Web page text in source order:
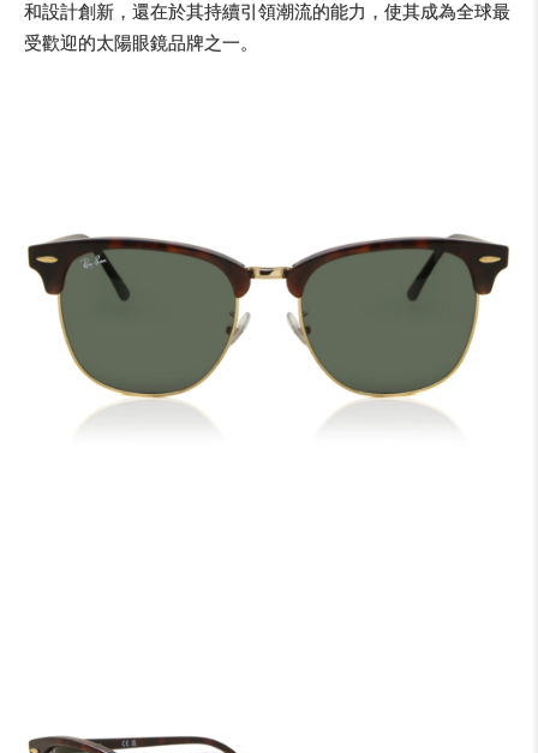
和設計創新，還在於其持續引領潮流的能力，使其成為全球最
受歡迎的太陽眼鏡品牌之一。